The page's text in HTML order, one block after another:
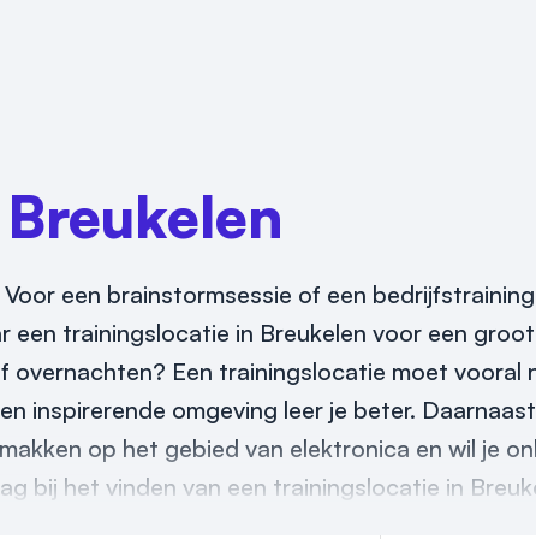
Breukelen
een brainstormsessie of een
een trainingslocatie in Breukelen voor een
overnachten? Een trainingslocatie moet vooral
inspirerende omgeving leer je beter.
op het gebied van elektronica en wil je
bij het vinden van een trainingslocatie in